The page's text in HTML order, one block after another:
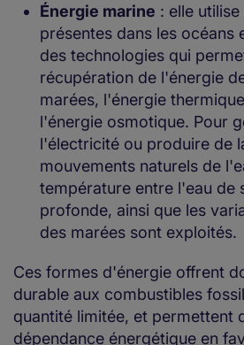
Énergie marine : elle
présentes dans les océans
des technologies qui
récupération de l'énergie
marées, l'énergie
l'énergie osmotique. Pour
l'électricité ou produire de
mouvements naturels de
température entre l'eau de
profonde, ainsi que les
des marées sont exploités.
Ces formes d'énergie offrent
durable aux combustibles
quantité limitée, et permettent
dépendance énergétique en